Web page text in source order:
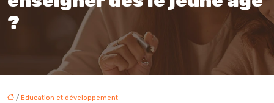
?
/ Éducation et développement